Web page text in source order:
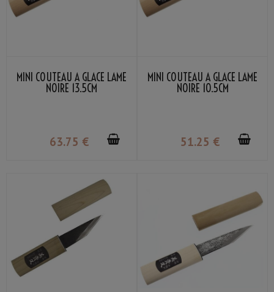
MINI COUTEAU À GLACE LAME
NOIRE 13.5CM
63.75 €
MINI COUTEAU À GLACE LAME
NOIRE 10.5CM
51.25 €